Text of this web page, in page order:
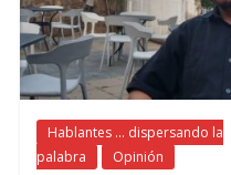
Hablantes ... dispersando la
palabra
Opinión